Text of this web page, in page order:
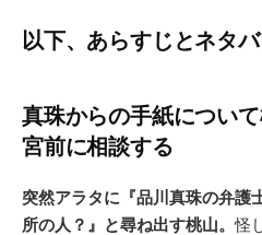
以下、あらすじとネタ
真珠からの手紙につい
宮前に相談する
突然アラタに『品川真珠の弁護
所の人？』と尋ね出す桃山。怪